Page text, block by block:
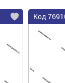
Код